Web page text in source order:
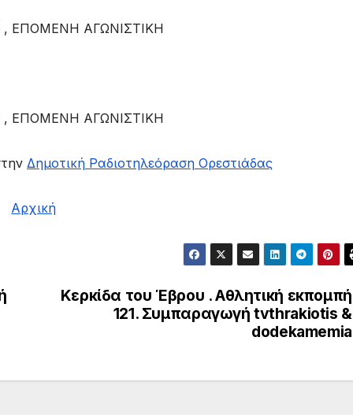
ΕΠΟΜΕΝΗ ΑΓΩΝΙΣΤΙΚΗ
ΕΠΟΜΕΝΗ ΑΓΩΝΙΣΤΙΚΗ
Δημοτική Ραδιοτηλεόραση Ορεστιάδας
Αρχική
Κερκίδα του Έβρου . Αθλητική εκπομπή
121. Συμπαραγωγή tvthrakiotis &
dodekamemia